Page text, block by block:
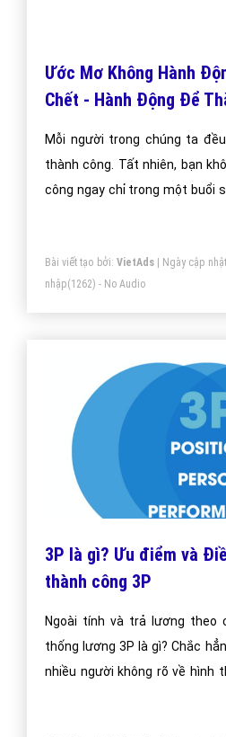
Ước Mơ Không Hành
Chết - Hành Động Để
Mỗi người trong chúng ta
thành công. Tất nhiên, bạn
công ngay chỉ trong một buổi
công cũng giống với những
nếu quan sát kỹ hơn, bạn sẽ
toàn ở những điểm quan trọng
Bài viết tạo bởi: VietAds| Ngày cập
nhập(1262) - No Audio
3P là gì? Ưu điểm và
thành công 3P
Ngoài tính và trả lương theo
thống lương 3P là gì? Chắc
nhiều người không rõ về hình